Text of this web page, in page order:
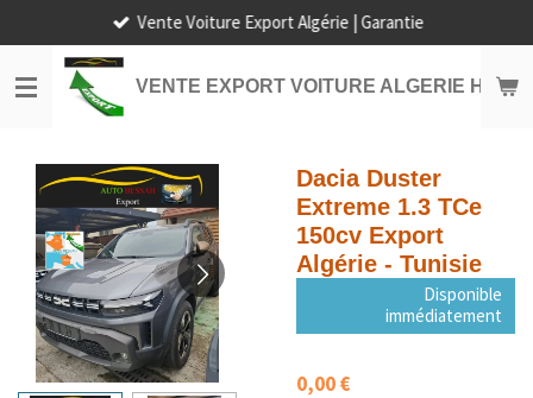
au
contenu
principal
VENTE EXPORT VOITURE ALGERIE HORS
Vente Voiture Export Algérie | Garantie
Dacia Duster
Extreme 1.3 TCe
150cv Export
Algérie - Tunisie
Disponible
immédiatement
0,00 €